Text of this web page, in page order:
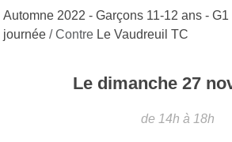
Automne 2022 - Garçons 11-12 ans -
journée / Contre Le Vaudreuil TC
Le dimanche 27
de 14h à 18h